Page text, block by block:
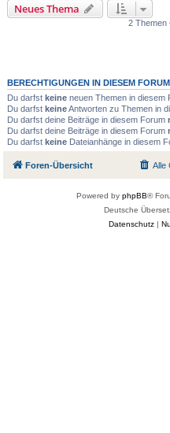
Neues Thema
2 Themen
BERECHTIGUNGEN IN DIESEM FORUM
Du darfstkeine neuen Themen in diesem
Du darfstkeineAntworten zu Themen in
Du darfst deine Beiträge in diesem Forum
Du darfst deine Beiträge in diesem Forum
Du darfstkeine Dateianhänge in diesem
Foren-Übersicht Alle
Powered by phpBB®
Deutsche
Datenschutz|